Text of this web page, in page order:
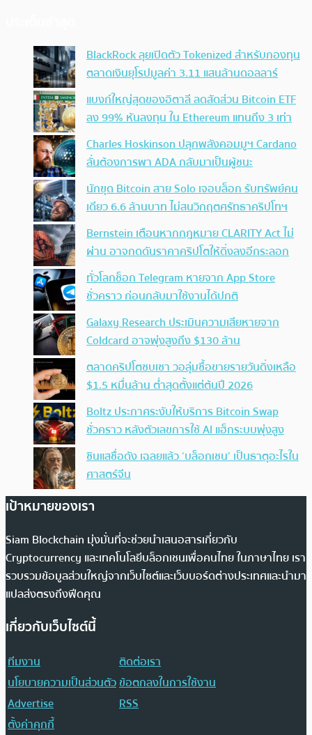
BlackRock ลุยเปิดตัว Tokenized สำหรับกองทุน
ตลาดเงินยุโรปมูลค่า 3.11 แสนล้านดอลลาร์
แบงก์ใหญ่สุดของอิตาลี ลดสัดส่วน Bitcoin ETF
ลง 99% หันลงทุน ใน Ethereum แทนถึง 3 เท่า
Charles Hoskinson ปลุกพลังคอมมูฯ Cardano
ลั่นต้องการพา ADA กลับมาเป็นผู้ชนะ
นักขุด Bitcoin สาย Solo เจอบล็อก รับทรัพย์คน
เดียว 6.6 ล้านบาท ไม่สนวิกฤตศรัทธาคริปโทฯ
Bernstein เตือนหากกฎหมาย CLARITY Act ไม่
ผ่าน อาจกดดันราคาคริปโตให้ดิ่งลงอีกระลอก
ทั่วโลกช็อก Telegram หายจาก App Store
ชั่วคราว ก่อนกลับมาใช้งานได้ปกติ
Galaxy Research ประเมินความเสียหายจาก
Coldcard อาจพุ่งสูงถึง $130 ล้าน
ตลาดคริปโตซบเซา วอลุ่มซื้อขายรายวันดิ่งเหลือ
$1.5 หมื่นล้าน ต่ำสุดตั้งแต่ต้นปี 2026
Boltz ประกาศระงับให้บริการ Bitcoin Swap
ชั่วคราว หลังตัวเลขการใช้ AI แฮ็กระบบพุ่งสูง
ซินแสชื่อดัง เฉลยแล้ว ‘บล็อกเชน’ เป็นธาตุอะไรใน
ศาสตร์จีน
เป้าหมายของเรา
Siam Blockchain มุ่งมั่นที่จะช่วยนำเสนอสารเกี่ยวกับ
Cryptocurrency และเทคโนโลยีบล็อกเชนเพื่อคนไทย ในภาษาไทย เรา
รวบรวมข้อมูลส่วนใหญ่จากเว็บไซต์และเว็บบอร์ดต่างประเทศและนำมา
แปลส่งตรงถึงฟีดคุณ
เกี่ยวกับเว็บไซต์นี้
ทีมงาน
ติดต่อเรา
นโยบายความเป็นส่วนตัวข้อตกลงในการใช้งาน
Advertise
RSS
ตั้งค่าคุกกี้